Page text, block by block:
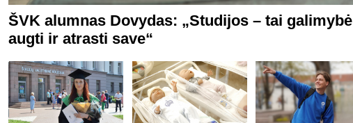
ŠVK alumnas Dovydas: „Studijos – tai galimybė
augti ir atrasti save“